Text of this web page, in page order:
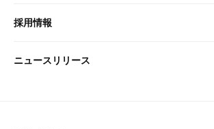
大和総研の強み
先端テクノロジーに基づく新たな価値の創出
政策分析
次世代社会への貢献
会社情報 トップ
会社概要・役員一覧
採用情報
採用情報 トップ
ニュースリリース